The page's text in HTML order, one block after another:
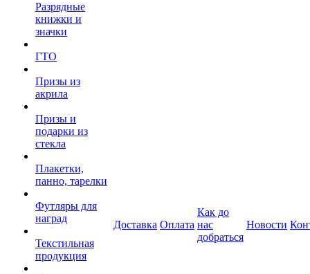
Разрядные
книжки и
значки
ГТО
Призы из
акрила
Призы и
подарки из
стекла
Плакетки,
панно, тарелки
Футляры для
наград
Текстильная
продукция
Доставка Оплата
Как до
нас
добраться
Новости